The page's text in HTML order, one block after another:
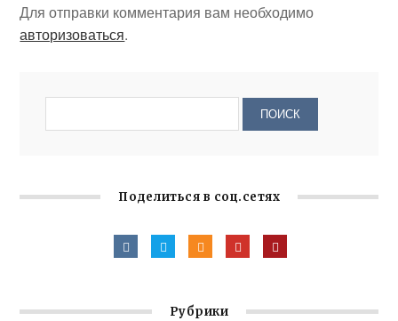
Для отправки комментария вам необходимо
авторизоваться.
Поделиться в соц.сетях
Рубрики